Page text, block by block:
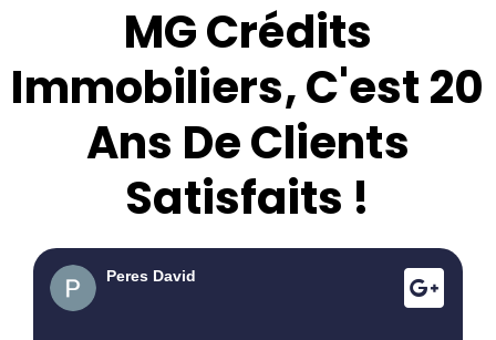
MG Crédits
Immobiliers, C'est 20
Ans De Clients
Satisfaits !
Peres David